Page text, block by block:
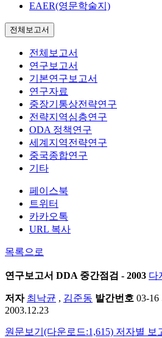
EAER(영문학술지)
전체보고서
전체보고서
연구보고서
기본연구보고서
연구자료
중장기통상전략연구
전략지역심층연구
ODA 정책연구
세계지역전략연구
중국종합연구
기타
페이스북
트위터
카카오톡
URL 복사
목록으로
연구보고서 DDA 중간점검 - 2003 다
저자 최낙균 , 김준동 발간번호 03-16
2003.12.23
원문보기(다운로드:1,615) 저자별 보